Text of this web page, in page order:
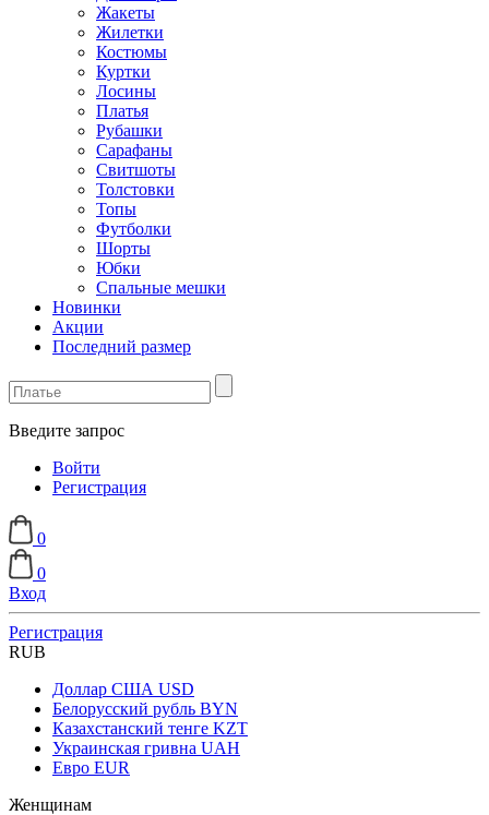
Жакеты
Жилетки
Костюмы
Куртки
Лосины
Платья
Рубашки
Сарафаны
Свитшоты
Толстовки
Топы
Футболки
Шорты
Юбки
Спальные мешки
Новинки
Акции
Последний размер
Введите запрос
Войти
Регистрация
0
0
Вход
Регистрация
RUB
Доллар США USD
Белорусский рубль BYN
Казахстанский тенге KZT
Украинская гривна UAH
Евро EUR
Женщинам